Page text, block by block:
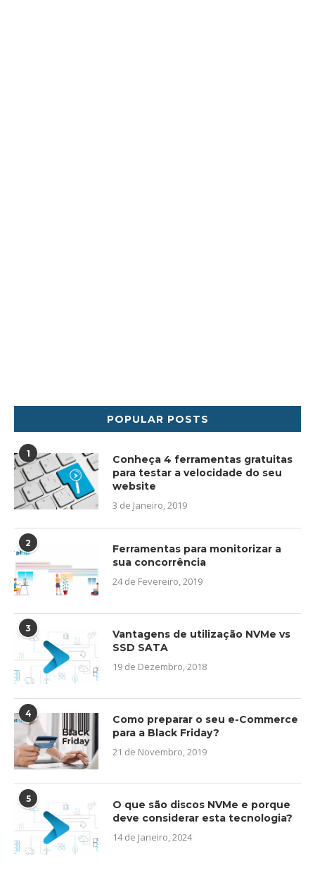
POPULAR POSTS
1
Conheça 4 ferramentas gratuitas
para testar a velocidade do seu
website
3 de Janeiro, 2019
2
Ferramentas para monitorizar a
sua concorrência
24 de Fevereiro, 2019
3
Vantagens de utilização NVMe vs
SSD SATA
19 de Dezembro, 2018
4
Como preparar o seu e-Commerce
para a Black Friday?
21 de Novembro, 2019
5
O que são discos NVMe e porque
deve considerar esta tecnologia?
14 de Janeiro, 2024